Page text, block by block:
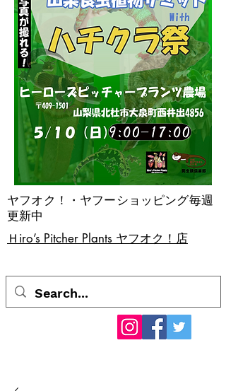
​Ｈiro’s Pitcher Plants ヤフオク！店
ヤフオク！・ヤフーショッピング毎週
更新中